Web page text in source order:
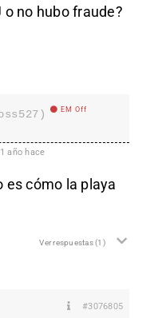
no hubo fraude?
EM Off
1 año hace
es cómo la playa
Ver respuestas(1)
#3076805